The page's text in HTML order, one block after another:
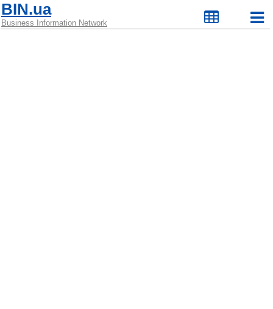
BIN.ua
Business Information Network